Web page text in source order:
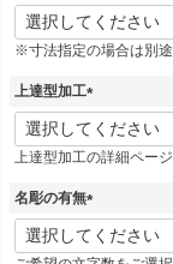
(
必
須
※寸法指定の場合は別
上達型加工
(
必
須
上達型加工の詳細ペー
名彫の有無
(
必